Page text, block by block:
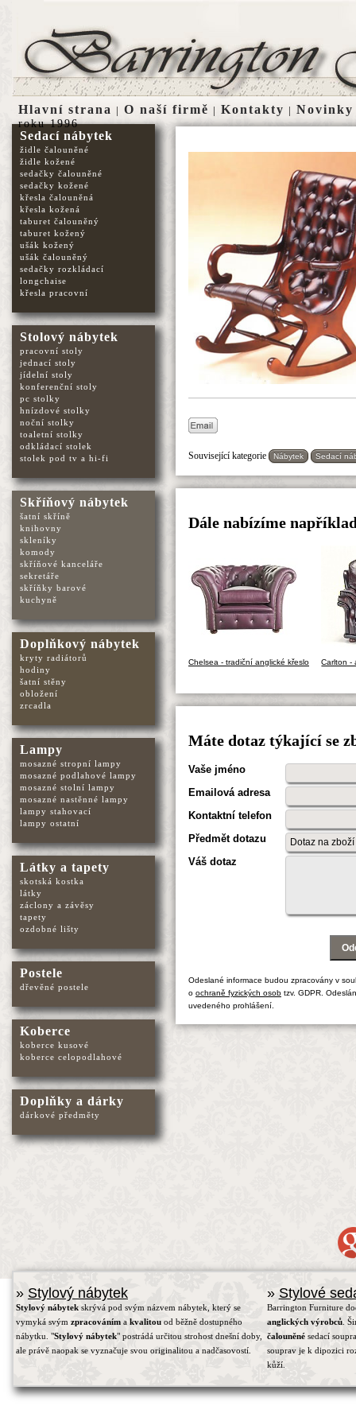
Související kategorie Nábytek Sedací
Dále nabízíme
Chelsea - tradiční anglické křeslo Carlton -
Máte dotaz týkající se
Vaše jméno
Emailová adresa
Kontaktní telefon
Předmět dotazu
Váš dotaz
Odeslané informace budou zpracovány v
o ochraně fyzických osobtzv. GDPR.
uvedeného prohlášení.
Sedací nábytek
židle čalouněné
židle kožené
sedačky čalouněné
sedačky kožené
křesla čalouněná
křesla kožená
taburet čalouněný
taburet kožený
ušák kožený
ušák čalouněný
sedačky rozkládací
longchaise
křesla pracovní
Stolový nábytek
pracovní stoly
jednací stoly
jídelní stoly
konferenční stoly
pc stolky
hnízdové stolky
noční stolky
toaletní stolky
odkládací stolek
stolek pod tv a hi-fi
Skříňový nábytek
šatní skříně
knihovny
skleníky
komody
skříňové kanceláře
sekretáře
skříňky barové
kuchyně
Doplňkový nábytek
kryty radiátorů
hodiny
šatní stěny
obložení
zrcadla
Lampy
mosazné stropní lampy
mosazné podlahové lampy
mosazné stolní lampy
mosazné nastěnné lampy
lampy stahovací
lampy ostatní
Látky a tapety
skotská kostka
látky
záclony a závěsy
tapety
ozdobné lišty
Postele
dřevěné postele
Koberce
koberce kusové
koberce celopodlahové
Doplňky a dárky
dárkové předměty
Hlavní strana | O naší firmě | Kontakty | Novinky
roku 1996
» Stylový nábytek
Stylový nábytek skrývá pod svým názvem nábytek, který se
vymyká svým zpracováním a kvalitou od běžně dostupného
nábytku. "Stylový nábytek" postrádá určitou strohost dnešní doby,
ale právě naopak se vyznačuje svou originalitou a nadčasovostí.
» Stylové
Barrington Furniture
anglických výrobců.
čalouněnésedací
souprav je k dipozici
kůží.